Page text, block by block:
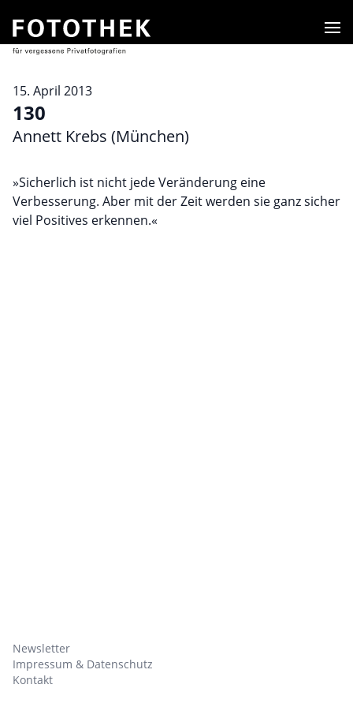
15. April 2013
130
Annett Krebs (München)
»Sicherlich ist nicht jede Veränderung eine
Verbesserung. Aber mit der Zeit werden sie ganz sicher
viel Positives erkennen.«
Newsletter
Impressum & Datenschutz
Kontakt